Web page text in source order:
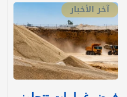
آخر الأخبار